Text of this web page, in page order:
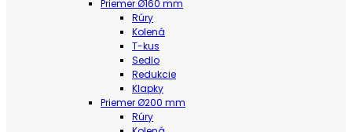
Priemer Ø160 mm
Rúry
Kolená
T-kus
Sedlo
Redukcie
Klapky
Priemer Ø200 mm
Rúry